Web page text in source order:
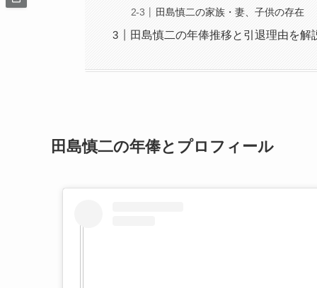
田島慎二の家族・妻、子供の存在
田島慎二の年俸推移と引退理由を解
田島慎二の年俸とプロフィール